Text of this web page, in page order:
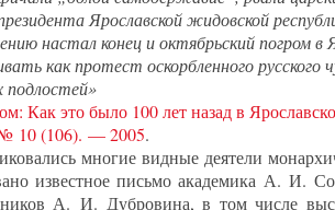
Ярославской жидовской
настал конец и октябрьский погром в
как протест оскорбленного русского
подлостей»
Как это было 100 лет назад в
10 (106). — 2005.
многие видные деятели
известное письмо академика А. И.
А. И. Дубровина, в том числе